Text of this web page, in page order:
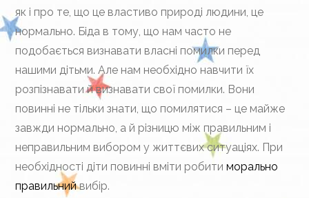
як і про те, що це властиво природі людини, це
нормально. Біда в тому, що нам часто не
подобається визнавати власні помилки перед
нашими дітьми. Але нам необхідно навчити їх
розпізнавати й визнавати свої помилки. Вони
повинні не тільки знати, що помилятися – це майже
завжди нормально, а й різницю між правильним і
неправильним вибором у життєвих ситуаціях. При
необхідності діти повинні вміти робитиморально
правильнийвибір.